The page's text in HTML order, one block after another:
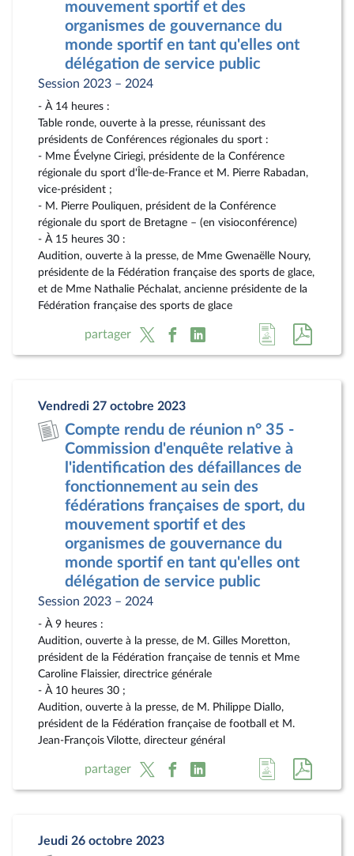
mouvement sportif et des
organismes de gouvernance du
monde sportif en tant qu'elles ont
délégation de service public
Session 2023 – 2024
- À 14 heures :
Table ronde, ouverte à la presse, réunissant des
présidents de Conférences régionales du sport :
- Mme Évelyne Ciriegi, présidente de la Conférence
régionale du sport d'Île-de-France et M. Pierre Rabadan,
vice-président ;
- M. Pierre Pouliquen, président de la Conférence
régionale du sport de Bretagne – (en visioconférence)
- À 15 heures 30 :
Audition, ouverte à la presse, de Mme Gwenaëlle Noury,
présidente de la Fédération française des sports de glace,
et de Mme Nathalie Péchalat, ancienne présidente de la
Fédération française des sports de glace
partager
Accéder
à
document
au
pdf
Vendredi 27 octobre 2023
Compte rendu de réunion n° 35 -
Commission d'enquête relative à
l'identification des défaillances de
fonctionnement au sein des
fédérations françaises de sport, du
mouvement sportif et des
organismes de gouvernance du
monde sportif en tant qu'elles ont
délégation de service public
Session 2023 – 2024
- À 9 heures :
Audition, ouverte à la presse, de M. Gilles Moretton,
président de la Fédération française de tennis et Mme
Caroline Flaissier, directrice générale
- À 10 heures 30 ;
Audition, ouverte à la presse, de M. Philippe Diallo,
président de la Fédération française de football et M.
Jean-François Vilotte, directeur général
partager
Accéder
à
au
Jeudi 26 octobre 2023